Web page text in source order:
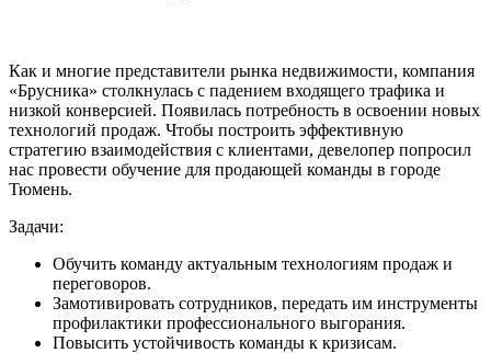
Как и многие представители рынка недвижимости, компания
«Брусника» столкнулась с падением входящего трафика и
низкой конверсией. Появилась потребность в освоении новых
технологий продаж. Чтобы построить эффективную
стратегию взаимодействия с клиентами, девелопер попросил
нас провести обучение для продающей команды в городе
Тюмень.
Задачи:
Обучить команду актуальным технологиям продаж и
переговоров.
Замотивировать сотрудников, передать им инструменты
профилактики профессионального выгорания.
Повысить устойчивость команды к кризисам.